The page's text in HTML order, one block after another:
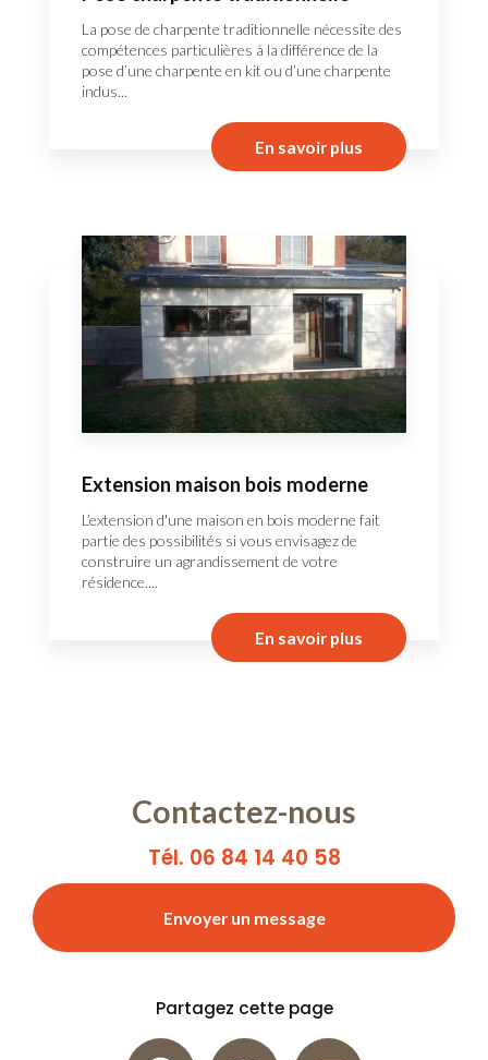
La pose de charpente traditionnelle nécessite des
compétences particulières à la différence de la
pose d’une charpente en kit ou d’une charpente
indus...
En savoir plus
Extension maison bois moderne
L’extension d'une maison en bois moderne fait
partie des possibilités si vous envisagez de
construire un agrandissement de votre
résidence....
En savoir plus
Contactez-nous
Tél. 06 84 14 40 58
Envoyer un message
Partagez cette page
Facebook